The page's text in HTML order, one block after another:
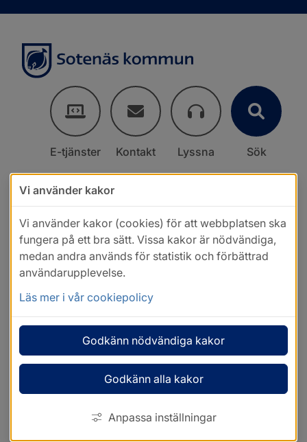
E-tjänster Kontakt Lyssna Sök
Vi använder kakor
Vi använder kakor (cookies) för att webbplatsen ska
fungera på ett bra sätt. Vissa kakor är nödvändiga,
medan andra används för statistik och förbättrad
användarupplevelse.
Läs mer i vår cookiepolicy
Godkänn nödvändiga kakor
Godkänn alla kakor
Anpassa inställningar